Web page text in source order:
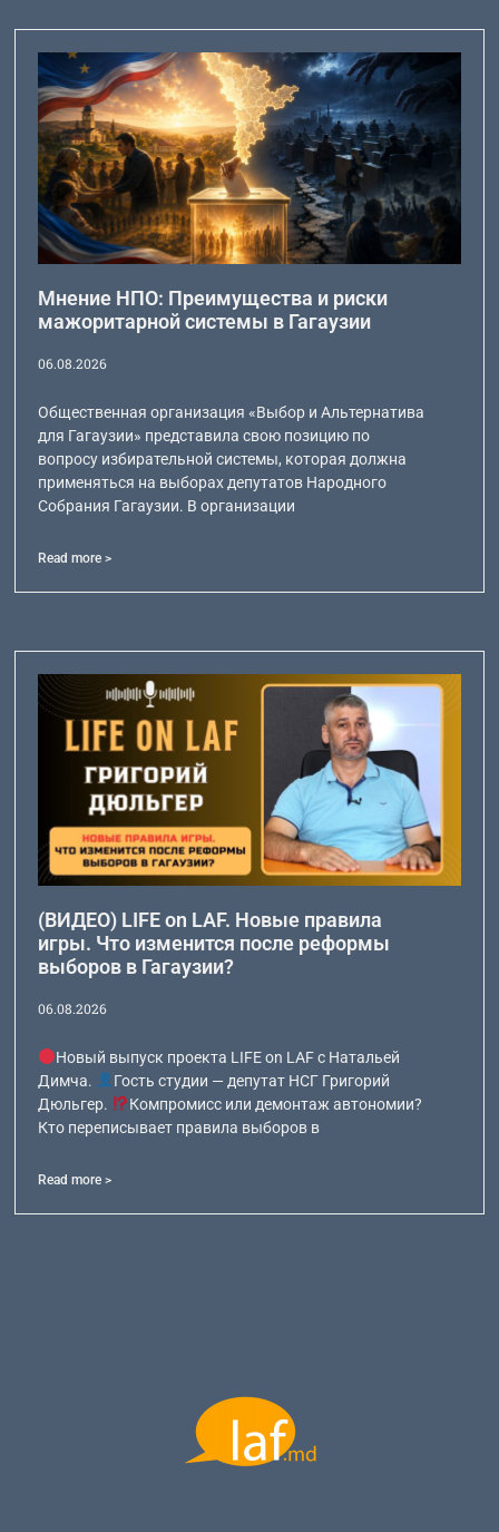
Мнение НПО: Преимущества и риски
мажоритарной системы в Гагаузии
06.08.2026
Общественная организация «Выбор и Альтернатива
для Гагаузии» представила свою позицию по
вопросу избирательной системы, которая должна
применяться на выборах депутатов Народного
Собрания Гагаузии. В организации
Read more >
(ВИДЕО) LIFE on LAF. Новые правила
игры. Что изменится после реформы
выборов в Гагаузии?
06.08.2026
Новый выпуск проекта LIFE on LAF с Натальей
Димча.
Гость студии — депутат НСГ Григорий
Дюльгер.
Компромисс или демонтаж автономии?
Кто переписывает правила выборов в
Read more >